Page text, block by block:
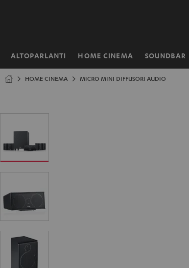
ALTOPARLANTI HOME CINEMA SOUNDBAR
Pagina
HOME CINEMA MICRO MINI DIFFUSORI AUDIO